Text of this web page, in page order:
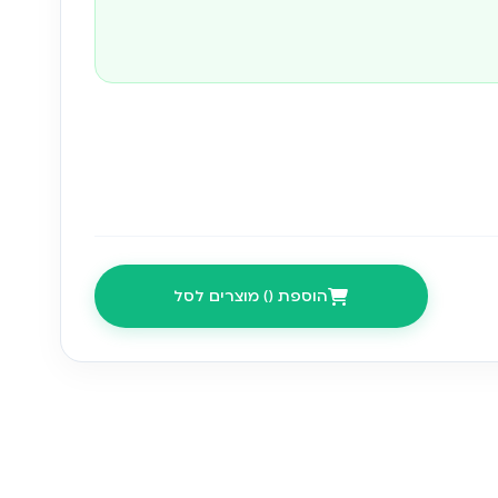
דו-שלבי שבזכותו אנו יכולים לספק פתרון אמין
הוספת () מוצרים לסל